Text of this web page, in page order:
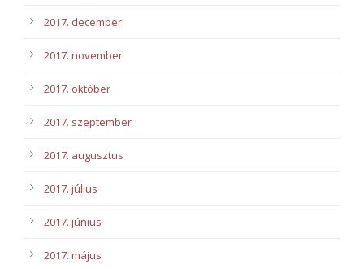
2017. december
2017. november
2017. október
2017. szeptember
2017. augusztus
2017. július
2017. június
2017. május